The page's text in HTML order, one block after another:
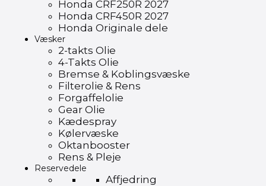
Honda CRF250R 2027
Honda CRF450R 2027
Honda Originale dele
Væsker
2-takts Olie
4-Takts Olie
Bremse & Koblingsvæske
Filterolie & Rens
Forgaffelolie
Gear Olie
Kædespray
Kølervæske
Oktanbooster
Rens & Pleje
Reservedele
Affjedring